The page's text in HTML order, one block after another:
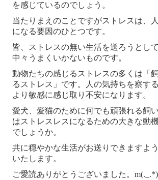
を感じているのでしょう。
当たりまえのことですがストレスは、
になる要因のひとつです。
皆、ストレスの無い生活を送ろうとして
中々うまくいかないものです。
動物たちの感じるストレスの多くは「
るストレス」です。人の気持ちを察す
より敏感に感じ取り不安になります。
愛犬、愛猫のために何でも頑張れる飼
はストレスレスになるための大きな動
でしょうか。
共に穏やかな生活がお送りできますよ
いたします。
ご愛読ありがとうございました 。